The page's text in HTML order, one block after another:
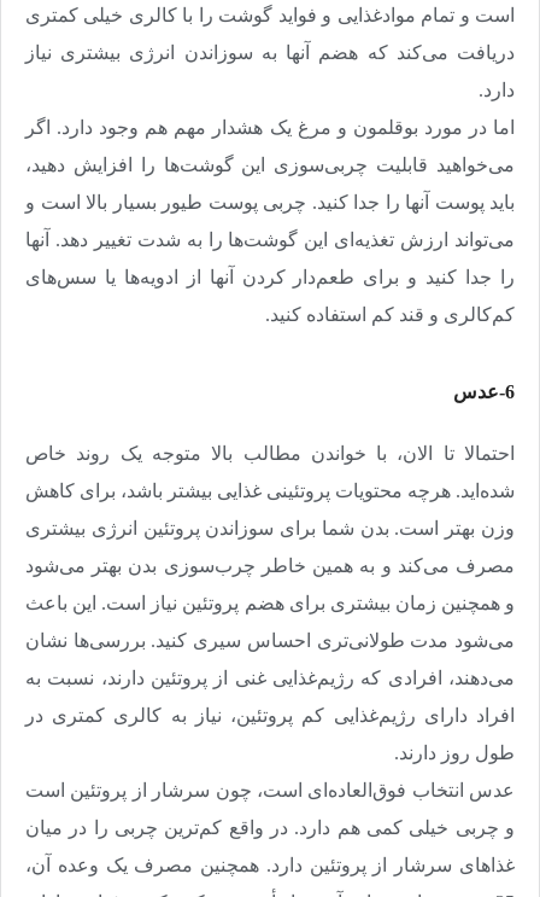
است و تمام مواد‌غذایی و فواید گوشت را با کالری خیلی کمتری
دریافت می‌کند که هضم آنها به سوزاندن انرژی بیشتری نیاز
دارد.
اما در مورد بوقلمون و مرغ یک هشدار مهم هم وجود دارد. اگر
می‌خواهید قابلیت چربی‌سوزی این گوشت‌ها را افزایش دهید،‌
باید پوست آنها را جدا کنید. چربی پوست طیور بسیار بالا است و
می‌تواند ارزش تغذیه‌ای این گوشت‌ها را به شدت تغییر دهد. آنها
را جدا کنید و برای طعم‌دار کردن آنها از ادویه‌ها یا سس‌های
کم‌کالری و قند کم استفاده کنید.
6-عدس
احتمالا تا الان، با خواندن مطالب بالا متوجه یک روند خاص
شده‌اید. هرچه محتویات پروتئینی غذایی بیشتر باشد، برای کاهش
وزن بهتر است. بدن شما برای سوزاندن پروتئین انرژی بیشتری
مصرف می‌کند و به همین خاطر چرب‌سوزی بدن بهتر می‌شود
و همچنین زمان بیشتری برای هضم پروتئین نیاز است. این باعث
می‌شود مدت طولانی‌تری احساس سیری کنید. بررسی‌ها نشان
می‌دهند، افرادی که رژیم‌غذایی غنی از پروتئین دارند، نسبت به
افراد دارای رژیم‌غذایی کم پروتئین، نیاز به کالری کمتری در
طول روز دارند.
عدس انتخاب فوق‌العاده‌ای است،‌ چون سرشار از پروتئین است
و چربی خیلی کمی هم دارد. در واقع کم‌ترین چربی را در میان
غذاهای سرشار از پروتئین دارد. همچنین مصرف یک وعده آن،‌